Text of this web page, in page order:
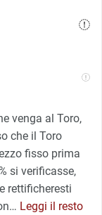
venga al Toro,
che il Toro
fisso prima
si verificasse,
rettificheresti
… Leggi il resto